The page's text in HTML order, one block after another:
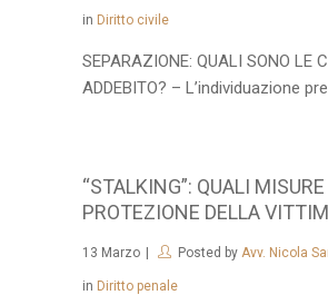
in Diritto civile
SEPARAZIONE: QUALI SONO LE
ADDEBITO? – L’individuazione
“STALKING”: QUALI
PROTEZIONE DELLA
13 Marzo Posted by Avv. Nicola
in Diritto penale